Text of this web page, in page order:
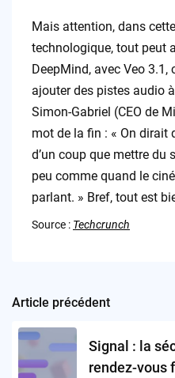
Mais attention, dans
technologique, tout peut
DeepMind, avec Veo
ajouter des pistes audio
Simon-Gabriel (CEO de
mot de la fin : « On dirait
d’un coup que mettre du
peu comme quand le
parlant. » Bref, tout est
Source : Techcrunch
Post
navigation
Article précédent
Signal : la
rendez-vous